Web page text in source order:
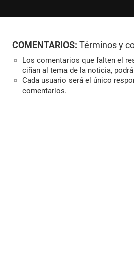
COMENTARIOS: Términos y
Los comentarios que falten el
ciñan al tema de la noticia,
Cada usuario será el único
comentarios.